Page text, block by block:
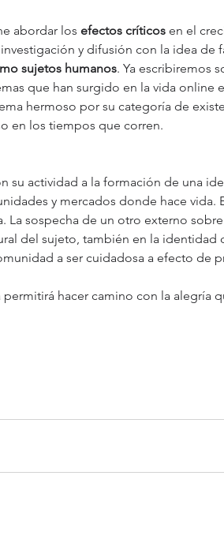
abordar los efectos críticos en el
y difusión con la idea de
sujetos humanos. Ya escribiremos
que han surgido en la vida online
hermoso por su categoría de
en los tiempos que corren.
su actividad a la formación de una
y mercados donde hace vida.
La sospecha de un otro externo
del sujeto, también en la identidad
a ser cuidadosa a efecto de
hacer camino con la alegría